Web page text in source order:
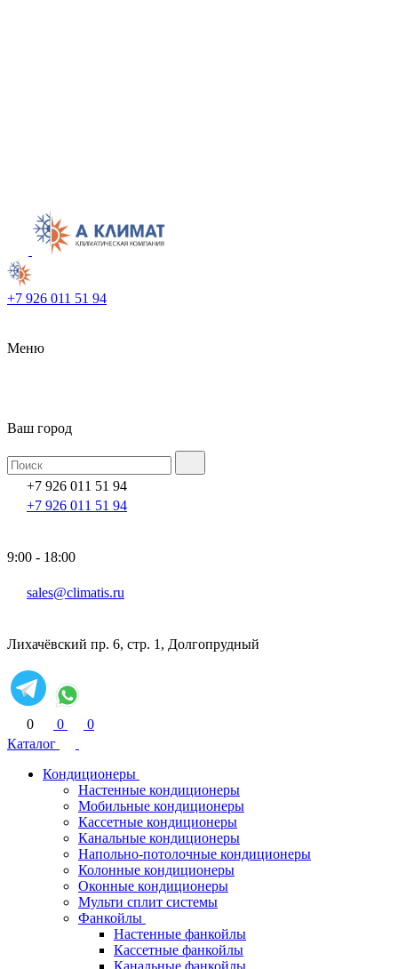
+7 926 011 51 94
Меню
Ваш город
+7 926 011 51 94
+7 926 011 51 94
9:00 - 18:00
sales@climatis.ru
Лихачёвский пр. 6, стр. 1, Долгопрудный
0 0
0
Каталог
Кондиционеры
Настенные кондиционеры
Мобильные кондиционеры
Кассетные кондиционеры
Канальные кондиционеры
Напольно-потолочные кондиционеры
Колонные кондиционеры
Оконные кондиционеры
Мульти сплит системы
Фанкойлы
Настенные фанкойлы
Кассетные фанкойлы
Канальные фанкойлы